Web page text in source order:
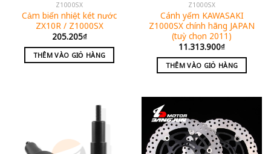
Z1000SX
Cảm biến nhiệt két nước
ZX10R / Z1000SX
205.205₫
THÊM VÀO GIỎ HÀNG
Z1000SX
Cánh yếm KAWASAKI
Z1000SX chính hãng JAPAN
(tuỳ chọn 2011)
11.313.900₫
THÊM VÀO GIỎ HÀNG